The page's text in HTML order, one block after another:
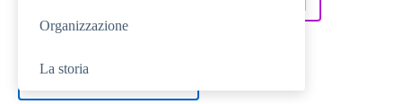
Organizzazione
La storia